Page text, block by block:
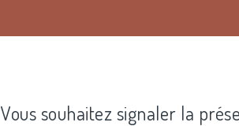
Vous souhaitez signaler la